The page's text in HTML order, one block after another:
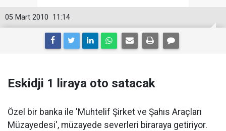
11:14
05 Mart 2010
Eskidji 1 liraya oto satacak
Özel bir banka ile 'Muhtelif Şirket ve Şahıs Araçları
Müzayedesi', müzayede severleri biraraya getiriyor.